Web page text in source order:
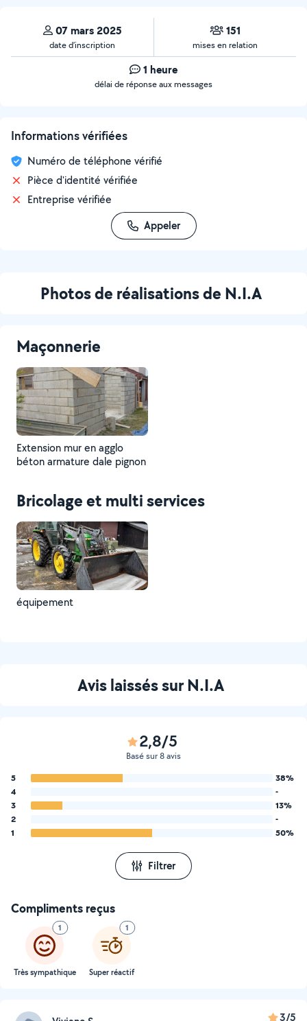
07 mars 2025
date d’inscription
151
mises en relation
1 heure
délai de réponse aux messages
Informations vérifiées
Numéro de téléphone vérifié
Pièce d'identité vérifiée
Entreprise vérifiée
Appeler
Photos de réalisations de N.I.A
Maçonnerie
Extension mur en agglo
béton armature dale pignon
Bricolage et multi services
équipement
Avis laissés sur N.I.A
2,8/5
Basé sur 8 avis
5
38%
4
-
3
13%
2
-
1
50%
Filtrer
Compliments reçus
1
Très sympathique
1
Super réactif
3/5